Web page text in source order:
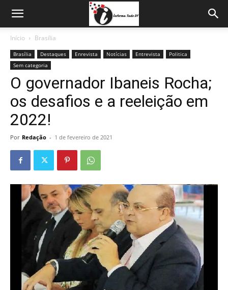
Início Brasília
Brasília Destaques Enrevista Notícias Entrevista
Politica
Sem categoria
O governador Ibaneis Rocha;
os desafios e a reeleição em
2022!
Por Redação - 1 de fevereiro de 2021